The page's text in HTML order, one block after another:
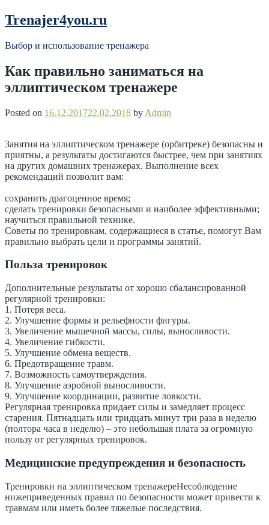
Skip
to
Trenajer4you.ru
Выбор и использование тренажера
Как правильно заниматься на
эллиптическом тренажере
Posted on 16.12.201722.02.2018 by Admin
Занятия на эллиптическом тренажере (орбитреке) безопасны и
приятны, а результаты достигаются быстрее, чем при занятиях
на других домашних тренажерах. Выполнение всех
рекомендаций позволит вам:
сохранить драгоценное время;
сделать тренировки безопасными и наиболее эффективными;
научиться правильной технике.
Советы по тренировкам, содержащиеся в статье, помогут Вам
правильно выбрать цели и программы занятий.
Польза тренировок
Дополнительные результаты от хорошо сбалансированной
регулярной тренировки:
1. Потеря веса.
2. Улучшение формы и рельефности фигуры.
3. Увеличение мышечной массы, силы, выносливости.
4. Увеличение гибкости.
5. Улучшение обмена веществ.
6. Предотвращение травм.
7. Возможность самоутверждения.
8. Улучшение аэробной выносливости.
9. Улучшение координации, развитие ловкости.
Регулярная тренировка придает силы и замедляет процесс
старения. Пятнадцать или тридцать минут три раза в неделю
(полтора часа в неделю) – это небольшая плата за огромную
пользу от регулярных тренировок.
Медицинские предупреждения и безопасность
Тренировки на эллиптическом тренажереНесоблюдение
нижеприведенных правил по безопасности может привести к
травмам или иметь более тяжелые последствия.